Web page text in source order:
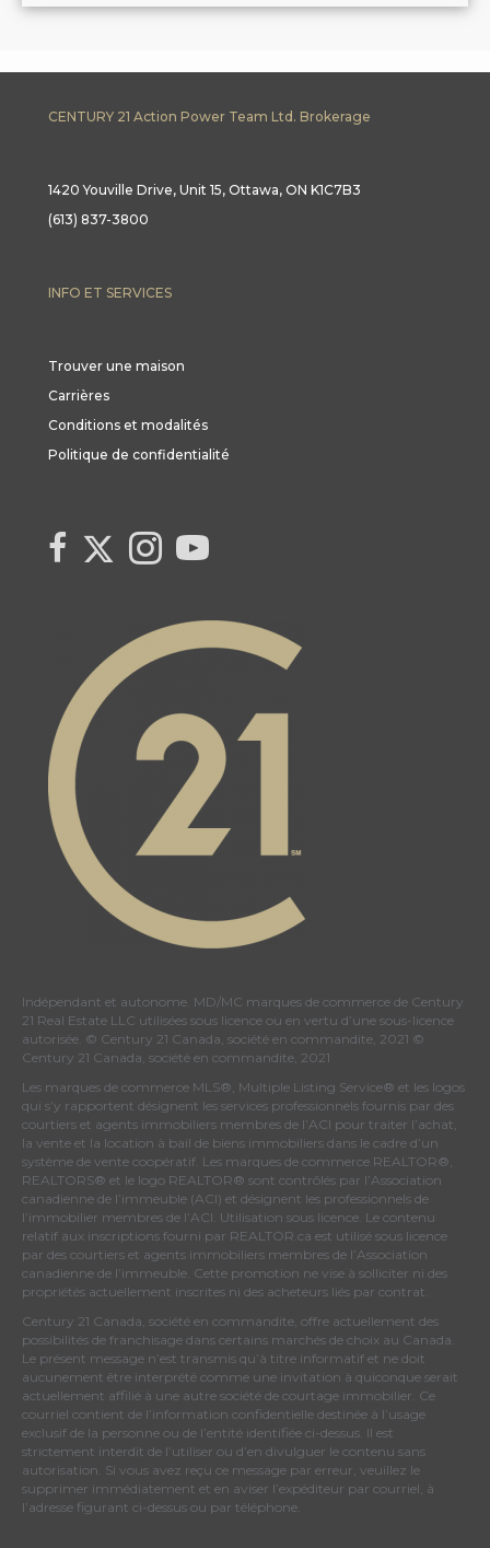
CENTURY 21 Action Power Team Ltd. Brokerage
1420 Youville Drive, Unit 15, Ottawa, ON K1C7B3
(613) 837-3800
INFO ET SERVICES
Trouver une maison
Carrières
Conditions et modalités
Politique de confidentialité
link to Century 21 Canada's facebook page
Link to Century 21 Canada's Twitter page
Link to Century 21 Canada's Instagram page
link to Century 21 Canada's YouTube page
Indépendant et autonome. MD/MC marques de commerce de Century
21 Real Estate LLC utilisées sous licence ou en vertu d’une sous-licence
autorisée. © Century 21 Canada, société en commandite, 2021 ©
Century 21 Canada, société en commandite, 2021
Les marques de commerce MLS®, Multiple Listing Service® et les logos
qui s’y rapportent désignent les services professionnels fournis par des
courtiers et agents immobiliers membres de l’ACI pour traiter l’achat,
la vente et la location à bail de biens immobiliers dans le cadre d’un
système de vente coopératif. Les marques de commerce REALTOR®,
REALTORS® et le logo REALTOR® sont contrôlés par l’Association
canadienne de l’immeuble (ACI) et désignent les professionnels de
l’immobilier membres de l’ACI. Utilisation sous licence. Le contenu
relatif aux inscriptions fourni par REALTOR.ca est utilisé sous licence
par des courtiers et agents immobiliers membres de l’Association
canadienne de l’immeuble . Cette promotion ne vise à solliciter ni des
propriétés actuellement inscrites ni des acheteurs liés par contrat.
Century 21 Canada, société en commandite, offre actuellement des
possibilités de franchisage dans certains marchés de choix au Canada.
Le présent message n’est transmis qu’à titre informatif et ne doit
aucunement être interprété comme une invitation à quiconque serait
actuellement affilié à une autre société de courtage immobilier. Ce
courriel contient de l’information confidentielle destinée à l’usage
exclusif de la personne ou de l’entité identifiée ci-dessus. Il est
strictement interdit de l’utiliser ou d’en divulguer le contenu sans
autorisation. Si vous avez reçu ce message par erreur, veuillez le
supprimer immédiatement et en aviser l’expéditeur par courriel, à
l’adresse figurant ci-dessus ou par téléphone.